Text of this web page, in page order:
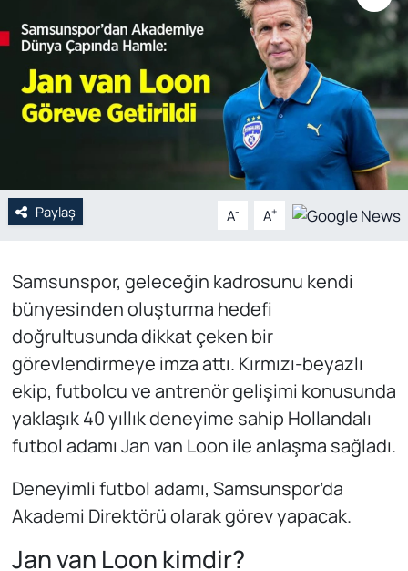
Paylaş A- A+
Samsunspor, geleceğin kadrosunu kendi
bünyesinden oluşturma hedefi
doğrultusunda dikkat çeken bir
görevlendirmeye imza attı. Kırmızı-beyazlı
ekip, futbolcu ve antrenör gelişimi konusunda
yaklaşık 40 yıllık deneyime sahip Hollandalı
futbol adamı Jan van Loon ile anlaşma sağladı.
Deneyimli futbol adamı, Samsunspor’da
Akademi Direktörü olarak görev yapacak.
Jan van Loon kimdir?
Siyaset
Spor
Web Tv